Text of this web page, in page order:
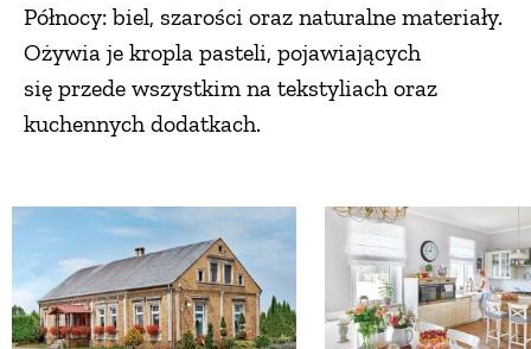
Północy: biel, szarości oraz naturalne materiały.
Ożywia je kropla pasteli, pojawiających
się przede wszystkim na tekstyliach oraz
kuchennych dodatkach.